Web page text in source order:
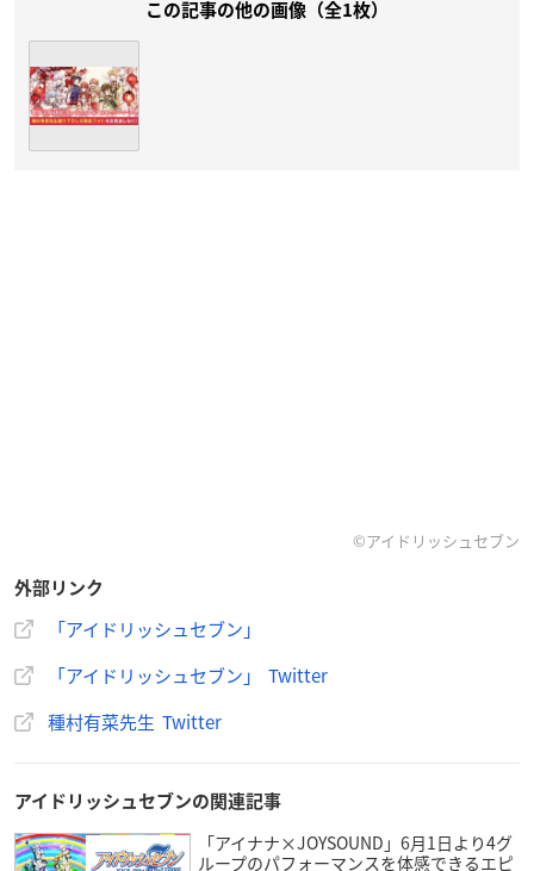
この記事の他の画像（全1枚）
©アイドリッシュセブン
外部リンク
「アイドリッシュセブン」
「アイドリッシュセブン」 Twitter
種村有菜先生 Twitter
アイドリッシュセブンの関連記事
「アイナナ×JOYSOUND」6月1日より4グ
ループのパフォーマンスを体感できるエピ